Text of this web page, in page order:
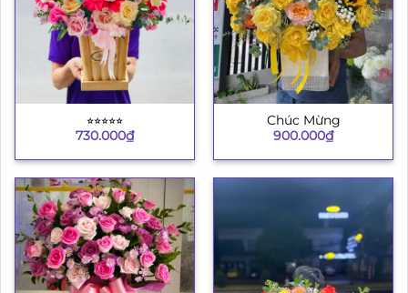
⭐︎⭐︎⭐︎⭐︎⭐︎
730.000₫
Chúc Mừng
900.000₫